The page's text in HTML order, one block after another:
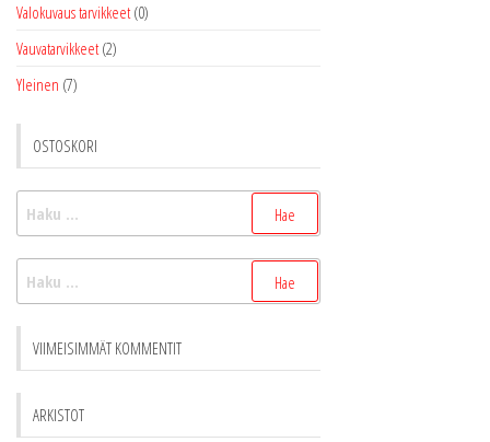
Valokuvaus tarvikkeet (0)
Vauvatarvikkeet (2)
Yleinen (7)
OSTOSKORI
Haku:
Haku:
VIIMEISIMMÄT KOMMENTIT
ARKISTOT